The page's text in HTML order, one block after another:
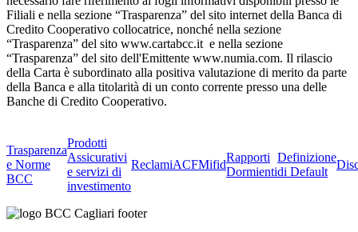
Filiali e nella sezione “Trasparenza” del sito internet della Banca di
Credito Cooperativo collocatrice, nonché nella sezione
“Trasparenza” del sito www.cartabcc.it e nella sezione
“Trasparenza” del sito dell'Emittente www.numia.com. Il rilascio
della Carta è subordinato alla positiva valutazione di merito da parte
della Banca e alla titolarità di un conto corrente presso una delle
Banche di Credito Cooperativo.
Trasparenza
e Norme
BCC
Prodotti
Assicurativi
e servizi di
investimento
ReclamiACFMifid
Rapporti
Dormienti
Definizione
di Default